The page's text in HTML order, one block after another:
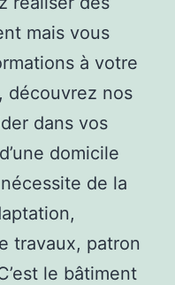
mais vous
à votre
découvrez nos
dans vos
domicile
de la
travaux, patron
le bâtiment